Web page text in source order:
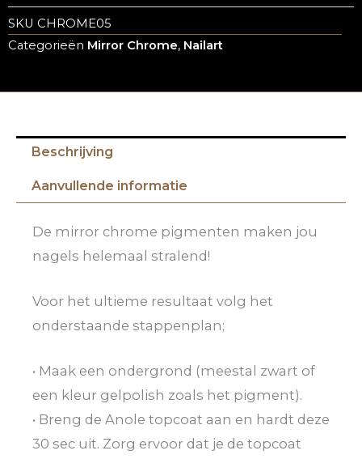
SKU CHROME05
Categorieën Mirror Chrome, Nailart
Beschrijving
Aanvullende informatie
De mirror chrome pigmenten maken jou
nagels helemaal stralend!
Voor het ultieme resultaat volg het
onderstaande stappenplan;
• Maak een ondergrond (meestal zwart of
een kleur gelpolish zoals het pigment).
• Breng de Anole topcoat aan en hardt deze
30 sec uit. Zorg ervoor dat je de topcoat